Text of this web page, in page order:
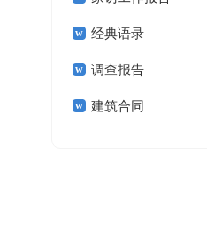
经典语录
调查报告
建筑合同